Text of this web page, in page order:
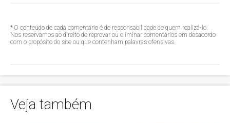
* O conteúdo de cada comentário é de responsabilidade de quem realizá-lo.
Nos reservamos ao direito de reprovar ou eliminar comentários em desacordo
com o propósito do site ou que contenham palavras ofensivas.
Veja também